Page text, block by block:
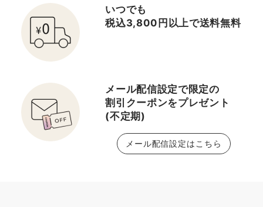
いつでも
税込3,800円以上で送料無料
メール配信設定で限定の
割引クーポンをプレゼント
(不定期)
メール配信設定はこちら